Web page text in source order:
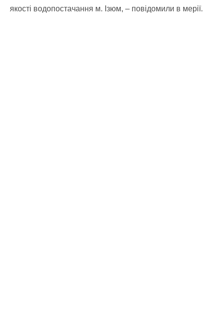
якості водопостачання м. Ізюм, – повідомили в мерії.